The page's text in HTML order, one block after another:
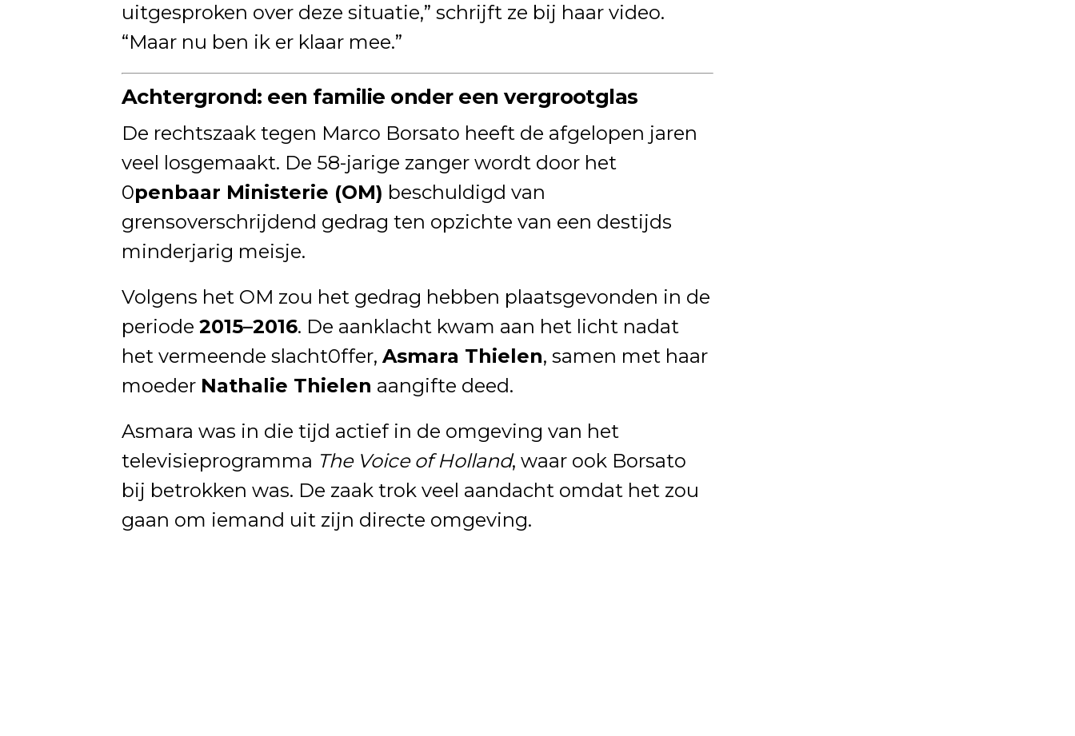
uitgesproken over deze situatie,” schrijft ze bij haar video.
“Maar nu ben ik er klaar mee.”
Achtergrond: een familie onder een vergrootglas
De rechtszaak tegen Marco Borsato heeft de afgelopen jaren
veel losgemaakt. De 58-jarige zanger wordt door het
0penbaar Ministerie (OM) beschuldigd van
grensoverschrijdend gedrag ten opzichte van een destijds
minderjarig meisje.
Volgens het OM zou het gedrag hebben plaatsgevonden in de
periode 2015–2016. De aanklacht kwam aan het licht nadat
het vermeende slacht0ffer, Asmara Thielen, samen met haar
moeder Nathalie Thielen aangifte deed.
Asmara was in die tijd actief in de omgeving van het
televisieprogramma The Voice of Holland, waar ook Borsato
bij betrokken was. De zaak trok veel aandacht omdat het zou
gaan om iemand uit zijn directe omgeving.